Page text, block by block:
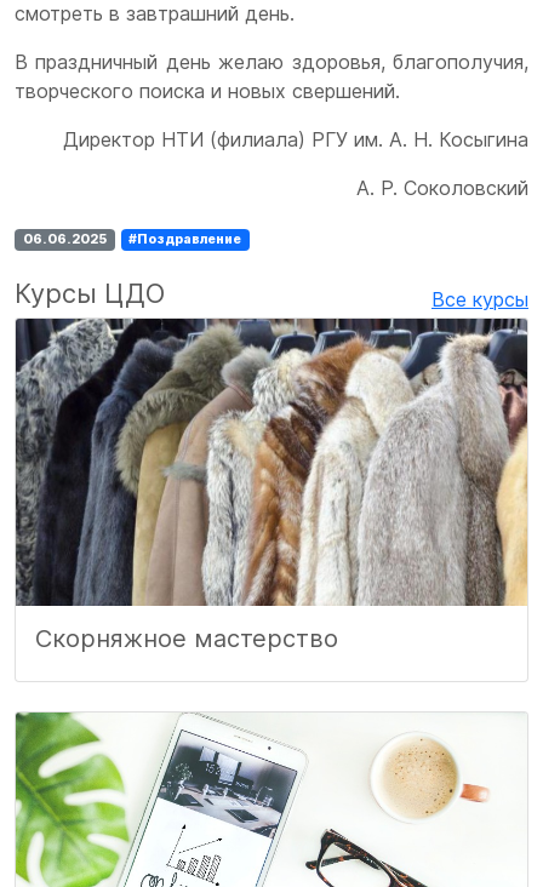
смотреть в завтрашний день.
В праздничный день желаю здоровья, благополучия,
творческого поиска и новых свершений.
Директор НТИ (филиала) РГУ им. А. Н. Косыгина
А. Р. Соколовский
06.06.2025 #Поздравление
Курсы ЦДО Все курсы
Скорняжное мастерство